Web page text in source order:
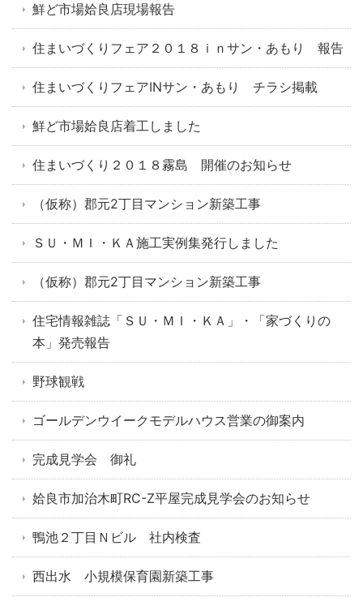
鮮ど市場姶良店現場報告
住まいづくりフェア２０１８ｉｎサン・あもり 報告
住まいづくりフェアINサン・あもり チラシ掲載
鮮ど市場姶良店着工しました
住まいづくり２０１８霧島 開催のお知らせ
（仮称）郡元2丁目マンション新築工事
ＳＵ・ＭＩ・ＫＡ施工実例集発行しました
（仮称）郡元2丁目マンション新築工事
住宅情報雑誌「ＳＵ・ＭＩ・ＫＡ」・「家づくりの
本」発売報告
野球観戦
ゴールデンウイークモデルハウス営業の御案内
完成見学会 御礼
姶良市加治木町RC-Z平屋完成見学会のお知らせ
鴨池２丁目Ｎビル 社内検査
西出水 小規模保育園新築工事